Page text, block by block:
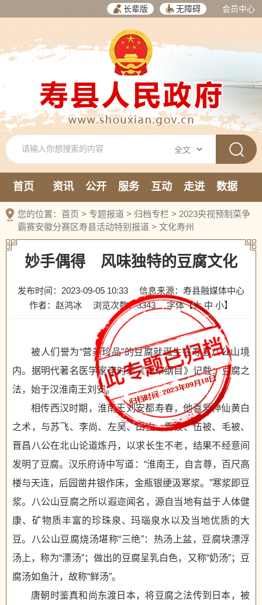
长辈版 无障碍 会员中心
首页 资讯 公开 服务 互动 走进
数据
新媒体
您的位置： 首页 > 专题报道 > 归档专栏 > 2023央视预制菜争
霸赛安徽分赛区寿县活动特别报道 > 文化寿州
妙手偶得 风味独特的豆腐文化
发布时间：2023-09-05 10:33
信息来源：寿县融媒体中心
作者：赵鸿冰
浏览次数：3343 字体【大 中 小】
被人们誉为“营养珍品”的豆腐就诞生在寿县八公山境
内。据明代著名医学家李时珍《本草纲目》记载：豆腐之
法，始于汉淮南王刘安。
相传西汉时期，淮南王刘安都寿春，他喜爱神仙黄白
之术，与苏飞、李尚、左吴、田由、雷被、伍被、毛被、
晋昌八公在北山论道炼丹，以求长生不老，结果不经意间
发明了豆腐。汉乐府诗中写道：“淮南王，自言尊，百尺高
楼与天连，后园凿井银作床，金瓶银绠汲寒浆。”寒浆即豆
浆。八公山豆腐之所以遐迩闻名，源自当地有益于人体健
康、矿物质丰富的珍珠泉、玛瑙泉水以及当地优质的大
豆。八公山豆腐烧汤堪称“三绝”：热汤上盆，豆腐块漂浮
汤上，称为“漂汤”；做出的豆腐呈乳白色，又称“奶汤”；豆
腐汤如鱼汁，故称“鲜汤”。
唐朝时鉴真和尚东渡日本，将豆腐之法传到日本，被